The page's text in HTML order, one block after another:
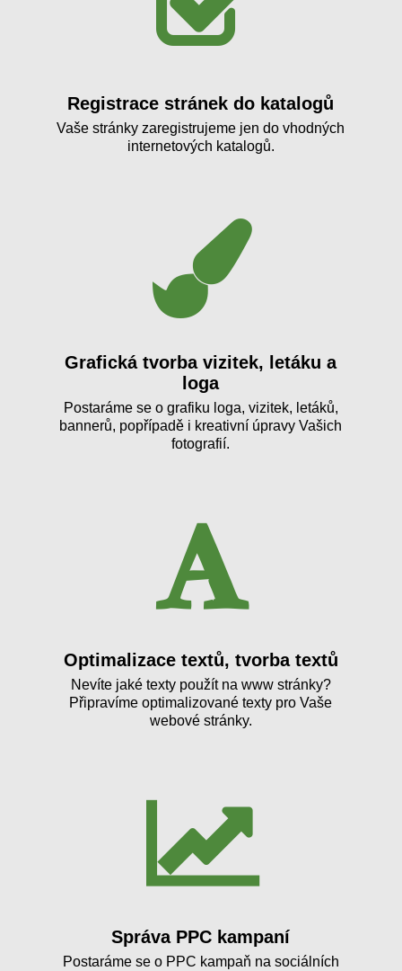
Registrace stránek do katalogů
Vaše stránky zaregistrujeme jen do vhodných
internetových katalogů.
Grafická tvorba vizitek, letáku a
loga
Postaráme se o grafiku loga, vizitek, letáků,
bannerů, popřípadě i kreativní úpravy Vašich
fotografií.
Optimalizace textů, tvorba textů
Nevíte jaké texty použít na www stránky?
Připravíme optimalizované texty pro Vaše
webové stránky.
Správa PPC kampaní
Postaráme se o PPC kampaň na sociálních